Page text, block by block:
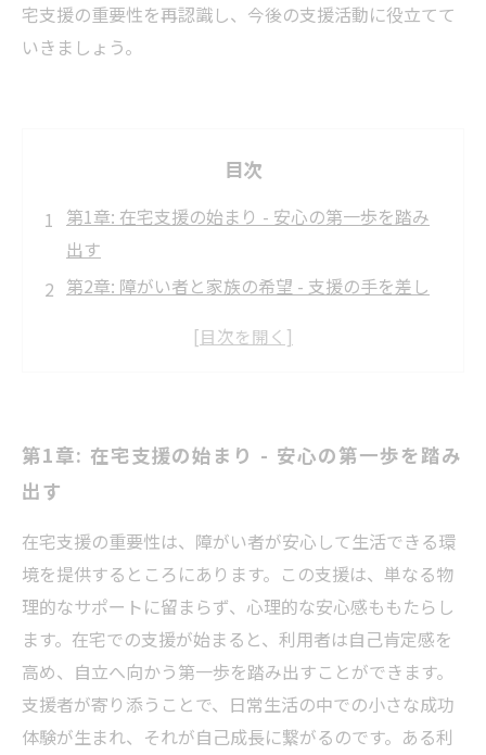
宅支援の重要性を再認識し、今後の支援活動に役立てて
いきましょう。
目次
第1章: 在宅支援の始まり - 安心の第一歩を踏み
出す
第2章: 障がい者と家族の希望 - 支援の手を差し
第3章: 社会参加の道 - 成長のための支援の重要
第5章: 地域との連携 - 自立への道を拓く
目指して
第7章: 新たな一歩 - 在宅支援を通じた生活の充
実
第1章: 在宅支援の始まり - 安心の第一歩を踏み
出す
在宅支援の重要性は、障がい者が安心して生活できる環
境を提供するところにあります。この支援は、単なる物
理的なサポートに留まらず、心理的な安心感ももたらし
ます。在宅での支援が始まると、利用者は自己肯定感を
高め、自立へ向かう第一歩を踏み出すことができます。
支援者が寄り添うことで、日常生活の中での小さな成功
体験が生まれ、それが自己成長に繋がるのです。ある利